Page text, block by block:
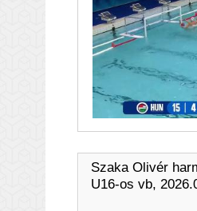
Szaka Olivér
U16-os vb,